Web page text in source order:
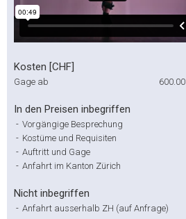
Kosten [CHF]
Gage ab 600.00
In den Preisen inbegriffen
- Vorgängige Besprechung
- Kostüme und Requisiten
- Auftritt und Gage
- Anfahrt im Kanton Zürich
Nicht inbegriffen
- Anfahrt ausserhalb ZH (auf Anfrage)